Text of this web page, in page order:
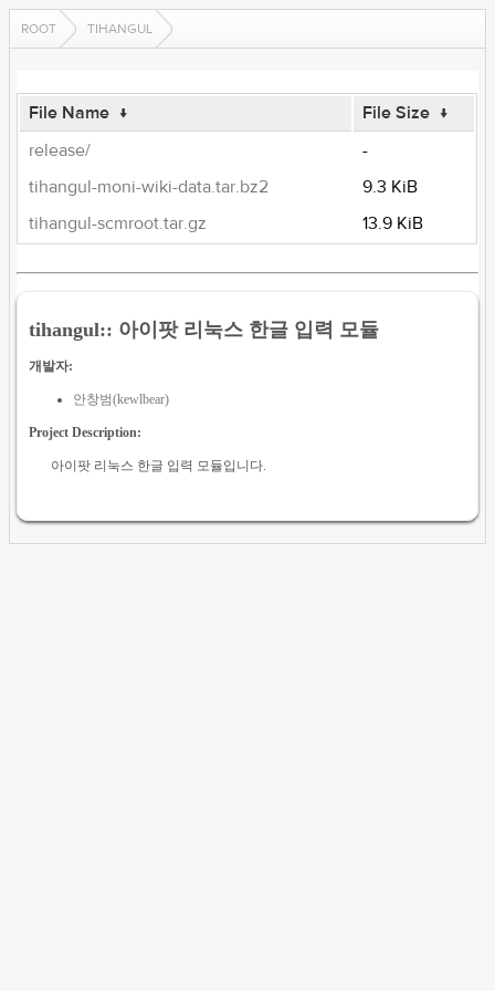
ROOT TIHANGUL
File Name ↓ File Size ↓
release/
-
tihangul-moni-wiki-data.tar.bz2
9.3 KiB
tihangul-scmroot.tar.gz
13.9 KiB
tihangul:: 아이팟 리눅스 한글 입력 모듈
개발자:
안창범(kewlbear)
Project Description:
아이팟 리눅스 한글 입력 모듈입니다.